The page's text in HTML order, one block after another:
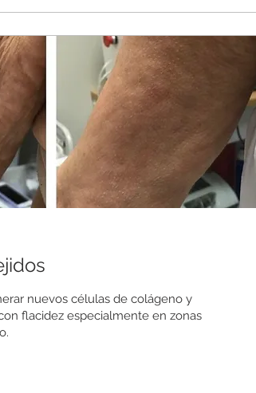
nuevos células de colágeno y
flacidez especialmente en zonas